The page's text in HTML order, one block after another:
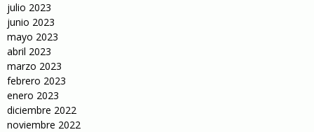
julio 2023
junio 2023
mayo 2023
abril 2023
marzo 2023
febrero 2023
enero 2023
diciembre 2022
noviembre 2022